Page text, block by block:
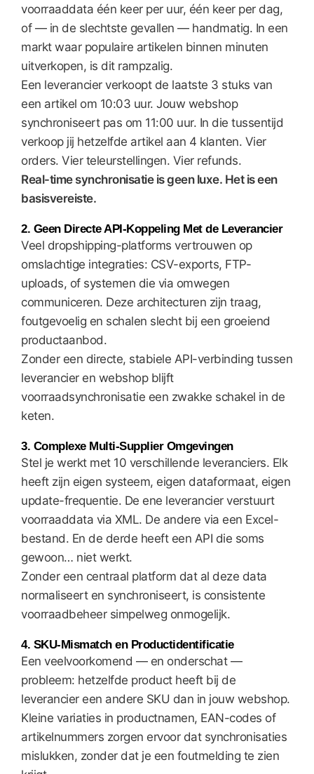
voorraaddata één keer per uur, één keer per dag,
of — in de slechtste gevallen — handmatig. In een
markt waar populaire artikelen binnen minuten
uitverkopen, is dit rampzalig.
Een leverancier verkoopt de laatste 3 stuks van
een artikel om 10:03 uur. Jouw webshop
synchroniseert pas om 11:00 uur. In die tussentijd
verkoop jij hetzelfde artikel aan 4 klanten. Vier
orders. Vier teleurstellingen. Vier refunds.
Real-time synchronisatie is geen luxe. Het is een
basisvereiste.
2. Geen Directe API-Koppeling Met de Leverancier
Veel dropshipping-platforms vertrouwen op
omslachtige integraties: CSV-exports, FTP-
uploads, of systemen die via omwegen
communiceren. Deze architecturen zijn traag,
foutgevoelig en schalen slecht bij een groeiend
productaanbod.
Zonder een directe, stabiele API-verbinding tussen
leverancier en webshop blijft
voorraadsynchronisatie een zwakke schakel in de
keten.
3. Complexe Multi-Supplier Omgevingen
Stel je werkt met 10 verschillende leveranciers. Elk
heeft zijn eigen systeem, eigen dataformaat, eigen
update-frequentie. De ene leverancier verstuurt
voorraaddata via XML. De andere via een Excel-
bestand. En de derde heeft een API die soms
gewoon… niet werkt.
Zonder een centraal platform dat al deze data
normaliseert en synchroniseert, is consistente
voorraadbeheer simpelweg onmogelijk.
4. SKU-Mismatch en Productidentificatie
Een veelvoorkomend — en onderschat —
probleem: hetzelfde product heeft bij de
leverancier een andere SKU dan in jouw webshop.
Kleine variaties in productnamen, EAN-codes of
artikelnummers zorgen ervoor dat synchronisaties
mislukken, zonder dat je een foutmelding te zien